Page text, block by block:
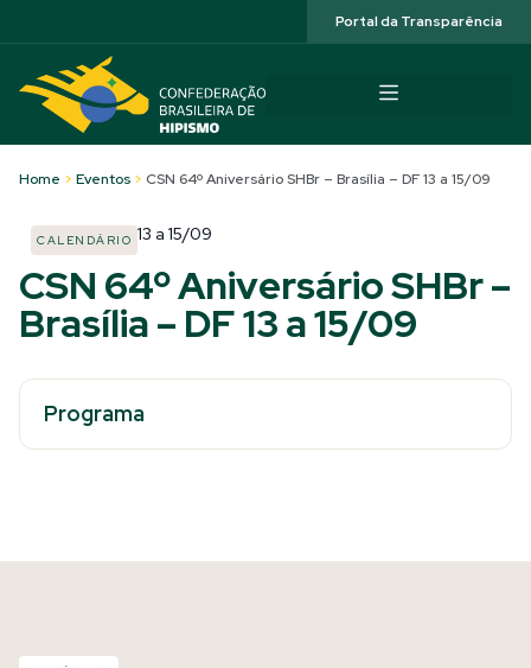
Portal da Transparência
Home > Eventos > CSN 64º Aniversário SHBr – Brasília – DF 13 a 15/09
CALENDÁRIO 13 a 15/09
CSN 64º Aniversário SHBr –
Brasília – DF 13 a 15/09
Programa